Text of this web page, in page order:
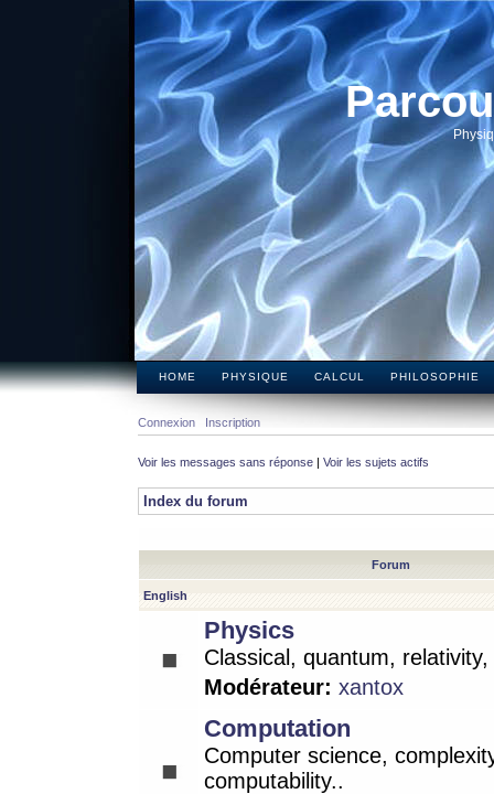
HOME PHYSIQUE CALCUL PHILOSOPHIE
Connexion Inscription
Voir les messages sans réponse | Voir les sujets actifs
Index du forum
Forum
English
Physics
Classical, quantum,
Modérateur: xantox
Computation
Computer science,
computability..